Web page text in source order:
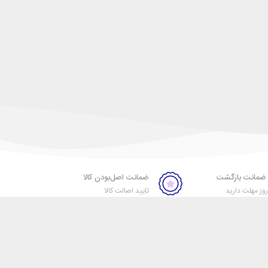
مهلت دارید
ضمانت اصل‌بودن کالا
تایید اصالت کالا